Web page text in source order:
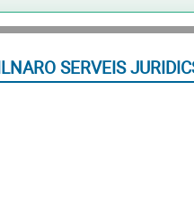
SERVEIS